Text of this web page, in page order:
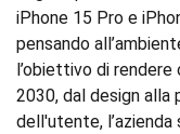
iPhone 15 Pro e
pensando
l’obiettivo di
2030, dal design alla
dell'utente, l’azienda